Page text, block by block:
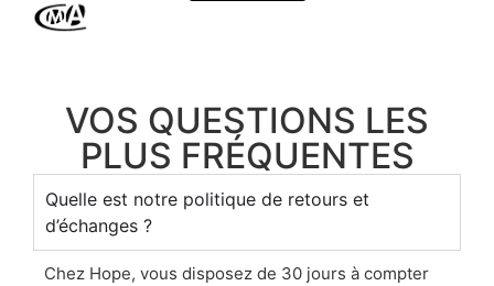
VOS QUESTIONS LES
PLUS FRÉQUENTES
Quelle est notre politique de retours et
d’échanges ?
Chez Hope, vous disposez de 30 jours à compter